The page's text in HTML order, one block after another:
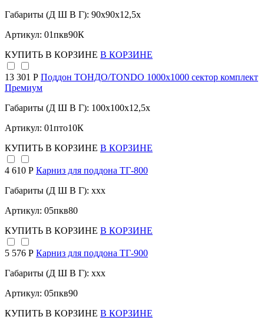
Габариты (Д Ш В Г): 90x90x12,5x
Артикул: 01пкв90К
КУПИТЬ В КОРЗИНЕ В КОРЗИНЕ
13 301 Р Поддон ТОНДО/TONDO 1000х1000 сектор комплект
Премиум
Габариты (Д Ш В Г): 100x100x12,5x
Артикул: 01пто10К
КУПИТЬ В КОРЗИНЕ В КОРЗИНЕ
4 610 Р Карниз для поддона TГ-800
Габариты (Д Ш В Г): xxx
Артикул: 05пкв80
КУПИТЬ В КОРЗИНЕ В КОРЗИНЕ
5 576 Р Карниз для поддона TГ-900
Габариты (Д Ш В Г): xxx
Артикул: 05пкв90
КУПИТЬ В КОРЗИНЕ В КОРЗИНЕ